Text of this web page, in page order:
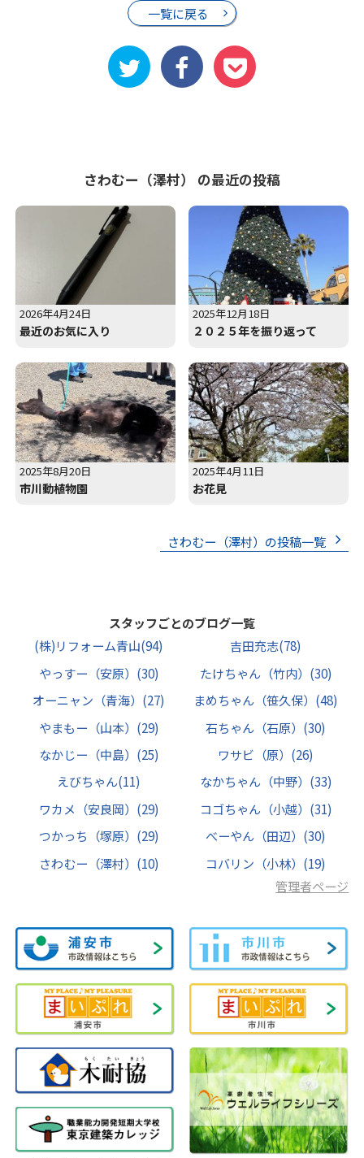
一覧に戻る
さわむー（澤村） の最近の投稿
2026年4月24日
最近のお気に入り
2025年12月18日
２０２５年を振り返って
2025年8月20日
市川動植物園
2025年4月11日
お花見
さわむー（澤村）の投稿一覧
スタッフごとのブログ一覧
(株)リフォーム青山(94) 吉田充志(78)
やっすー（安原） (30) たけちゃん（竹内） (30)
オーニャン（青海） (27) まめちゃん（笹久保） (48)
やまもー（山本） (29) 石ちゃん（石原） (30)
なかじー（中島） (25) ワサビ（原） (26)
えびちゃん(11) なかちゃん（中野） (33)
ワカメ（安良岡） (29) コゴちゃん（小越） (31)
つかっち（塚原） (29) べーやん（田辺） (30)
さわむー（澤村） (10) コバリン（小林） (19)
管理者ページ